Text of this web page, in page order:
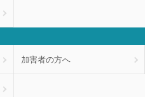
加害者の方へ